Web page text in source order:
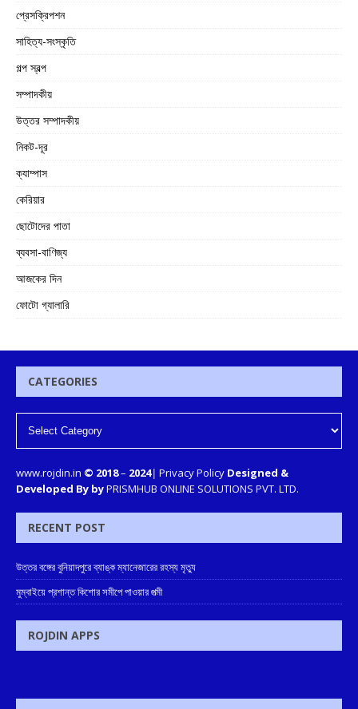
প্রেসক্রিপশন
সাহিত্য-সংস্কৃতি
গল্প স্বল্প
সম্পাদকীয়
উত্তর সম্পাদকীয়
নিকট-দূর
ক্যাম্পাস
কেরিয়ার
ছোটোদের পাতা
ব্যবসা-বাণিজ্য
আজকের দিন
ফোটো গ্যালারি
CATEGORIES
www.rojdin.in © 2018– 2024| Privacy Policy Designed &
Developed By byPRISMHUB ONLINE SOLUTIONS PVT. LTD.
RECENT POST
উত্তর বঙ্গের বুনিয়াদপুরে ব্যাঙ্ক ম্যানেজারের রহস্য মৃত্যু
মুম্বাইয়ে প্রশান্ত কিশোর সমীপে পাওয়ার পত্মী
ROJDIN APPS